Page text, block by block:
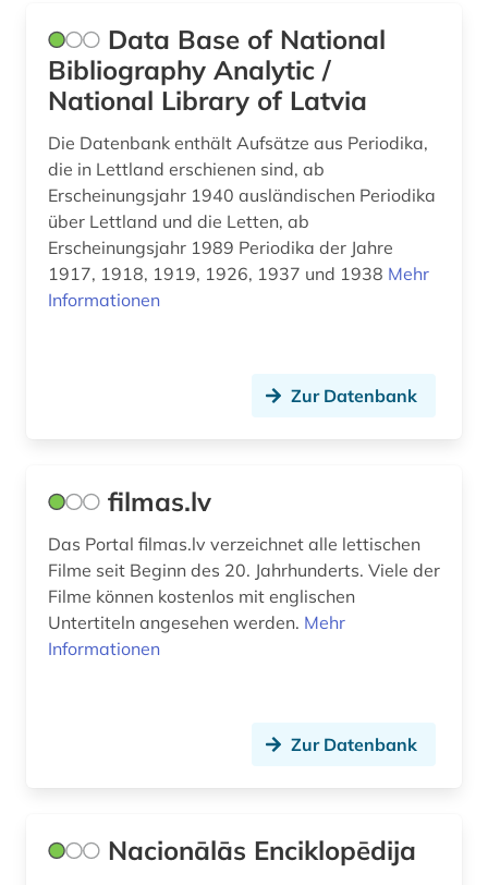
Data Base of National
Bibliography Analytic /
National Library of Latvia
Die Datenbank enthält Aufsätze aus Periodika,
die in Lettland erschienen sind, ab
Erscheinungsjahr 1940 ausländischen Periodika
über Lettland und die Letten, ab
Erscheinungsjahr 1989 Periodika der Jahre
1917, 1918, 1919, 1926, 1937 und 1938 Mehr
Informationen
Zur Datenbank
filmas.lv
Das Portal filmas.lv verzeichnet alle lettischen
Filme seit Beginn des 20. Jahrhunderts. Viele der
Filme können kostenlos mit englischen
Untertiteln angesehen werden. Mehr
Informationen
Zur Datenbank
Nacionālās Enciklopēdija